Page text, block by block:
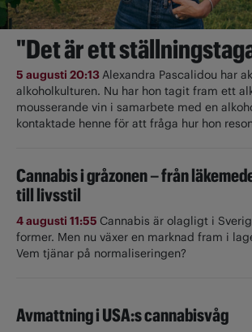
"Det är ett
5 augusti 20:13Alexandra Pascalidou har
alkoholkulturen. Nu har hon tagit fram ett
mousserande vin i samarbete med en
kontaktade henne för att fråga hur hon
Cannabis i gråzonen – från
till livsstil
4 augusti 11:55 Cannabis är olagligt i
former. Men nu växer en marknad fram i
Vem tjänar på normaliseringen?
Avmattning i USA:s cannabisvåg